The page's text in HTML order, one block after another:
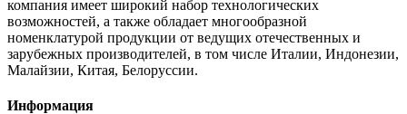
компания имеет широкий набор технологических
возможностей, а также обладает многообразной
номенклатурой продукции от ведущих отечественных и
зарубежных производителей, в том числе Италии, Индонезии,
Малайзии, Китая, Белоруссии.
Информация